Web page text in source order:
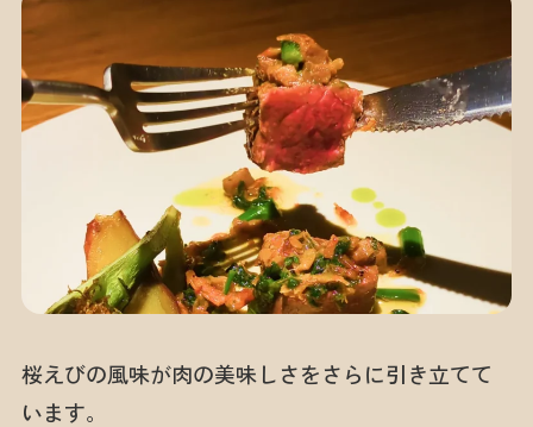
桜えびの風味が肉の美味しさをさらに引き立てて
います。